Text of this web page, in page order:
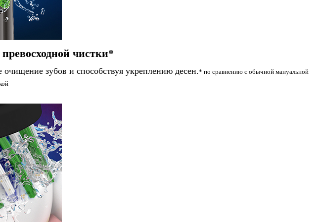
чистки*
очищение зубов и способствуя укреплению десен.* по сравнению с обычной мануальной